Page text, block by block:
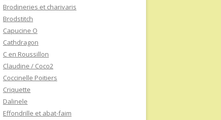
Brodineries et charivaris
Brodstitch
Capucine O
Cathdragon
C en Roussillon
Claudine / Coco2
Coccinelle Poitiers
Criquette
Dalinele
Effondrille et abat-faim